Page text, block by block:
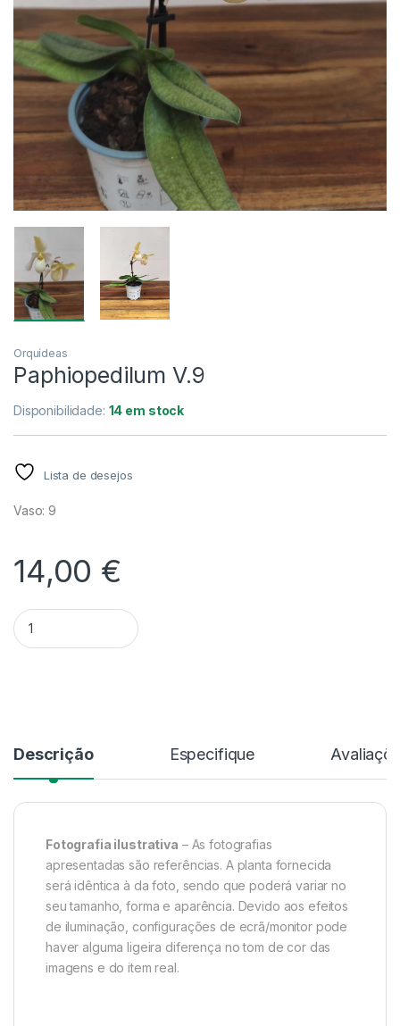
Orquídeas
Paphiopedilum V.9
Disponibilidade: 14 em stock
Lista de desejos
Vaso: 9
14,00 €
Quantidade Paphiopedilum V.9
Descrição Especifique
Fotografia ilustrativa – As fotografias
apresentadas são referências. A planta fornecida
será idêntica à da foto, sendo que poderá variar no
seu tamanho, forma e aparência. Devido aos efeitos
de iluminação, configurações de ecrã/monitor pode
haver alguma ligeira diferença no tom de cor das
imagens e do item real.